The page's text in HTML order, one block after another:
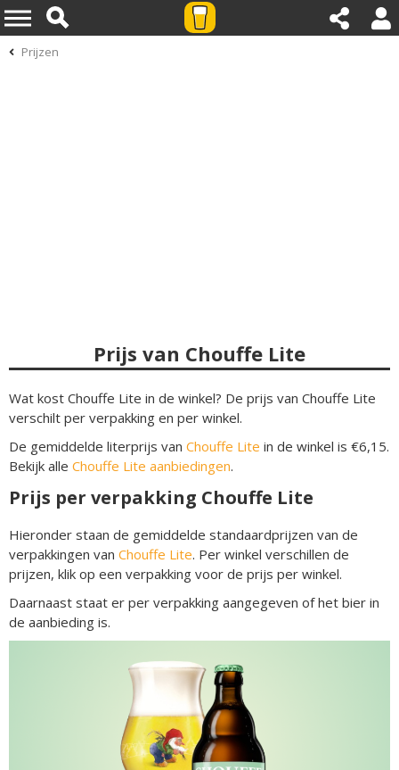
Prijzen
Prijs van Chouffe Lite
Wat kost Chouffe Lite in de winkel? De prijs van Chouffe Lite
verschilt per verpakking en per winkel.
De gemiddelde literprijs van Chouffe Lite in de winkel is €6,15.
Bekijk alle Chouffe Lite aanbiedingen.
Prijs per verpakking Chouffe Lite
Hieronder staan de gemiddelde standaardprijzen van de
verpakkingen van Chouffe Lite. Per winkel verschillen de
prijzen, klik op een verpakking voor de prijs per winkel.
Daarnaast staat er per verpakking aangegeven of het bier in
de aanbieding is.